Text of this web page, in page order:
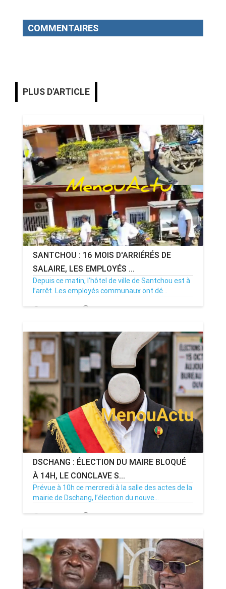
COMMENTAIRES
PLUS D'ARTICLE
SANTCHOU : 16 MOIS D'ARRIÉRÉS DE
SALAIRE, LES EMPLOYÉS ...
Depuis ce matin, l’hôtel de ville de Santchou est à
l’arrêt. Les employés communaux ont dé...
20/07/26 Par MenouActu 0
DSCHANG : ÉLECTION DU MAIRE BLOQUÉ
À 14H, LE CONCLAVE S...
Prévue à 10h ce mercredi à la salle des actes de la
mairie de Dschang, l’élection du nouve...
15/07/26 Par MenouActu 0